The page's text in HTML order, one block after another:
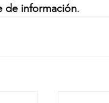
de información.